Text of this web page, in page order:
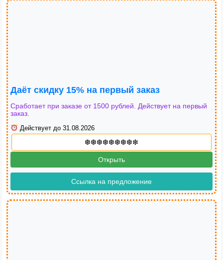
Даёт скидку 15% на первый заказ
Сработает при заказе от 1500 рублей. Действует на первый
заказ.
Действует до 31.08.2026
Открыть
Ссылка на предложение